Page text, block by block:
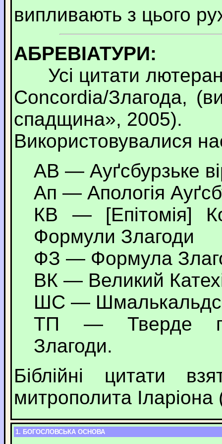
випливають з цього
АБРЕВІАТУРИ:
Усі цитати
Concordia/Злагода,
спадщина», 2005).
Використовувалися
АВ — Ауґсбурзьке
Ап — Апологія
КВ — [Епітомія]
Формули Злагоди
ФЗ — Формула
ВК — Великий
ШС —
ТП — Тверде
Злагоди.
Біблійні цитати
митрополита
1. БОГОСЛОВСЬКА ОСНОВА